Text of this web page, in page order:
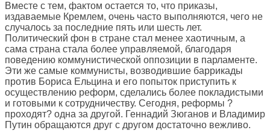
Вместе с тем, фактом остается то, что приказы,
издаваемые Кремлем, очень часто выполняются, чего не
случалось за последние пять или шесть лет.
Политический фон в стране стал менее хаотичным, а
сама страна стала более управляемой, благодаря
поведению коммунистической оппозиции в парламенте.
Эти же самые коммунисты, возводившие баррикады
против Бориса Ельцина и его попыток приступить к
осуществлению реформ, сделались более покладистыми
и готовыми к сотрудничеству. Сегодня, реформы ?
проходят? одна за другой. Геннадий Зюганов и Владимир
Путин обращаются друг с другом достаточно вежливо.